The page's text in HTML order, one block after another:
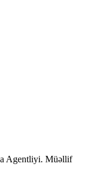
Agentliyi. Müəllif